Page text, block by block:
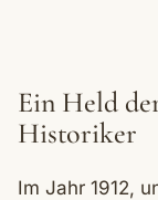
Ein Held
Historiker
Im Jahr 1912,